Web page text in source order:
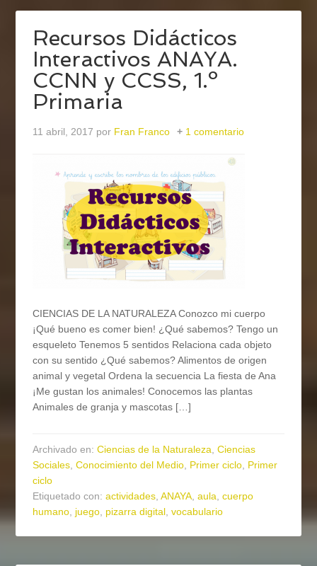
Recursos Didácticos
Interactivos ANAYA.
CCNN y CCSS, 1.º
Primaria
11 abril, 2017 por Fran Franco 1 comentario
CIENCIAS DE LA NATURALEZA Conozco mi cuerpo
¡Qué bueno es comer bien! ¿Qué sabemos? Tengo un
esqueleto Tenemos 5 sentidos Relaciona cada objeto
con su sentido ¿Qué sabemos? Alimentos de origen
animal y vegetal Ordena la secuencia La fiesta de Ana
¡Me gustan los animales! Conocemos las plantas
Animales de granja y mascotas […]
Archivado en:Ciencias de la Naturaleza,Ciencias
Sociales,Conocimiento del Medio, Primer ciclo, Primer
ciclo
Etiquetado con:actividades,ANAYA,aula,cuerpo
humano, juego, pizarra digital,vocabulario